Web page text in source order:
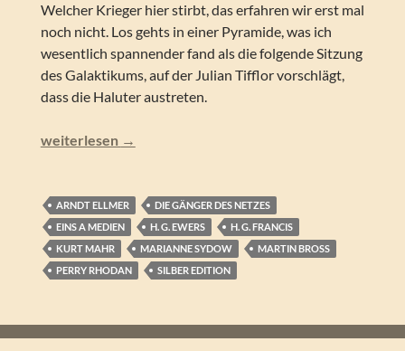
Welcher Krieger hier stirbt, das erfahren wir erst mal
noch nicht. Los gehts in einer Pyramide, was ich
wesentlich spannender fand als die folgende Sitzung
des Galaktikums, auf der Julian Tifflor vorschlägt,
dass die Haluter austreten.
Perry Rhodan – Der Tod eines Kriegers (Silber Edition
weiterlesen →
ARNDT ELLMER
DIE GÄNGER DES NETZES
EINS A MEDIEN
H. G. EWERS
H. G. FRANCIS
KURT MAHR
MARIANNE SYDOW
MARTIN BROSS
PERRY RHODAN
SILBER EDITION